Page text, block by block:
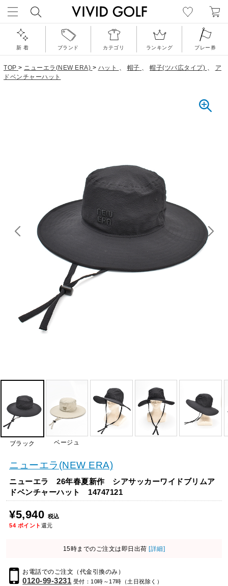
新 着 ブランド カテゴリ ランキング プレー券
TOP > ニューエラ(NEW ERA) > ハット 、 帽子 、 帽子(ツバ広タイプ) 、
ア
ドベンチャーハット
ブラック ベージュ
ニューエラ(NEW ERA)
ニューエラ 26年春夏新作 シアサッカーワイドブリムア
ドベンチャーハット 14747121
¥5,940 税込
54 ポイント 還元
15時までのご注文は即日出荷 [詳細]
お電話でのご注文（代金引換のみ）
0120-99-3231 受付：10時～17時（土日祝除く）